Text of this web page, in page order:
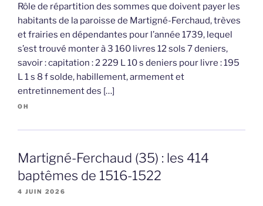
Rôle de répartition des sommes que doivent payer les
habitants de la paroisse de Martigné-Ferchaud, trèves
et frairies en dépendantes pour l’année 1739, lequel
s’est trouvé monter à 3 160 livres 12 sols 7 deniers,
savoir : capitation : 2 229 L 10 s deniers pour livre : 195
L 1 s 8 f solde, habillement, armement et
entretinnement des […]
OH
Martigné-Ferchaud (35) : les 414
baptêmes de 1516-1522
4 JUIN 2026